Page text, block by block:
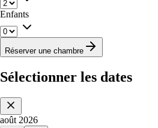
Enfants
Réserver une chambre
Sélectionner les dates
Event Date, août 2026
août 2026